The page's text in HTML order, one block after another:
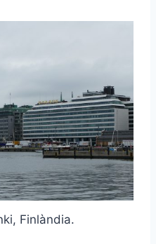
Finlàndia.